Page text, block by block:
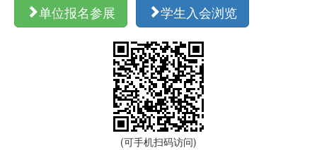
单位报名参展 学生入会浏览
(可手机扫码访问)